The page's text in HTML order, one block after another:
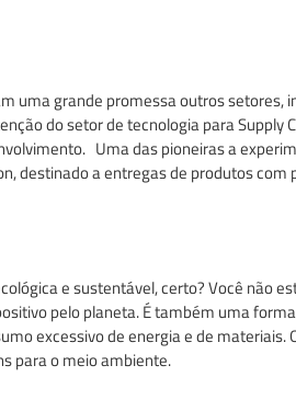
uma grande promessa outros setores,
do setor de tecnologia para Supply
Uma das pioneiras a
destinado a entregas de produtos com
e sustentável, certo? Você não
pelo planeta. É também uma
excessivo de energia e de materiais.
para o meio ambiente.